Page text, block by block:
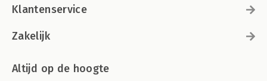
Klantenservice
Zakelijk
Altijd op de hoogte